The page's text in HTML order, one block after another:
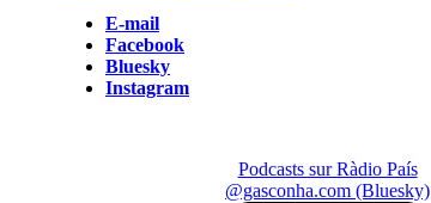
E-mail
Facebook
Bluesky
Instagram
Podcasts sur Ràdio País
@gasconha.com (Bluesky)